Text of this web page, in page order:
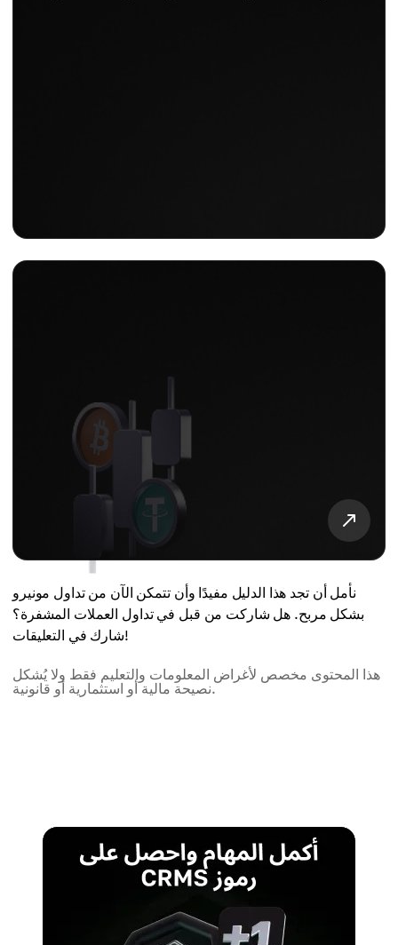
نأمل أن تجد هذا الدليل مفيدًا وأن تتمكن الآن من تداول مونيرو
بشكل مربح. هل شاركت من قبل في تداول العملات المشفرة؟
شارك في التعليقات!
هذا المحتوى مخصص لأغراض المعلومات والتعليم فقط ولا يُشكل
نصيحة مالية أو استثمارية أو قانونية.